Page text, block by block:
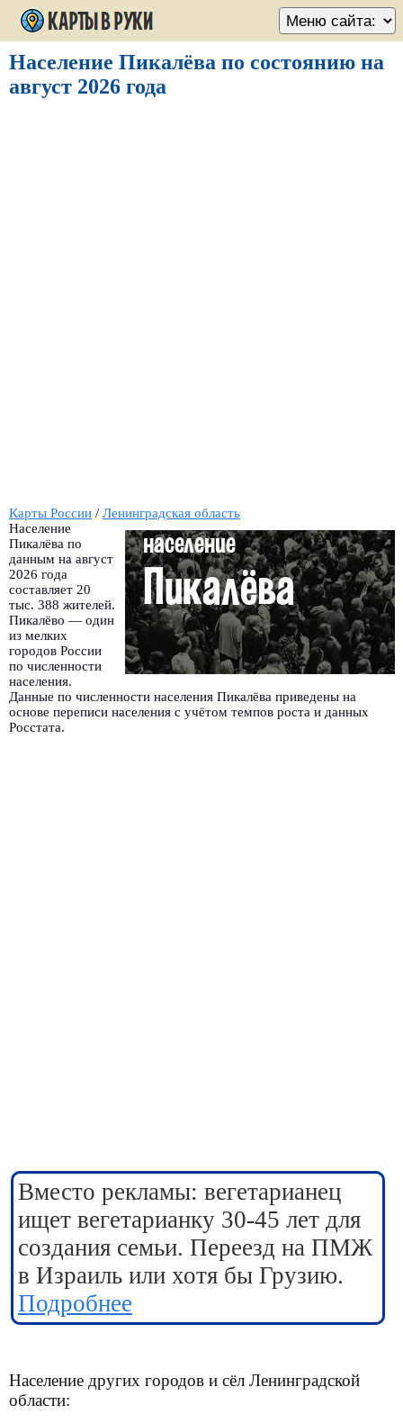
Население Пикалёва по состоянию на
август 2026 года
Карты России / Ленинградская область
Население
Пикалёва по
данным на август
2026 года
составляет 20
тыс. 388 жителей.
Пикалёво — один
из мелких
городов России
по численности
населения.
Данные по численности населения Пикалёва приведены на
основе переписи населения с учётом темпов роста и данных
Росстата.
Вместо рекламы: вегетарианец
ищет вегетарианку 30-45 лет для
создания семьи. Переезд на ПМЖ
в Израиль или хотя бы Грузию.
Подробнее
Население других городов и сёл Ленинградской
области: